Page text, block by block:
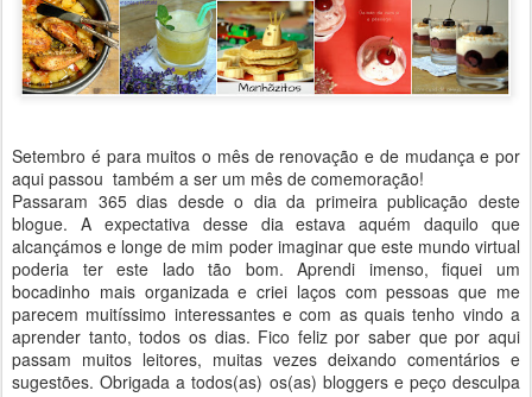
Setembro é para muitos o mês de renovação e de mudança e por
aqui passou também a ser um mês de comemoração!
Passaram 365 dias desde o dia da primeira publicação deste
blogue. A expectativa desse dia estava aquém daquilo que
alcançámos e longe de mim poder imaginar que este mundo virtual
poderia ter este lado tão bom. Aprendi imenso, fiquei um
bocadinho mais organizada e criei laços com pessoas que me
parecem muitíssimo interessantes e com as quais tenho vindo a
aprender tanto, todos os dias. Fico feliz por saber que por aqui
passam muitos leitores, muitas vezes deixando comentários e
sugestões. Obrigada a todos(as) os(as) bloggers e peço desculpa